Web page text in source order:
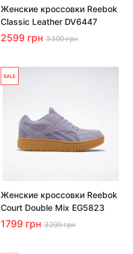
Женские кроссовки Reebok
Classic Leather DV6447
2599 грн 3399 грн
Женские кроссовки Reebok
Court Double Mix EG5823
1799 грн 3299 грн